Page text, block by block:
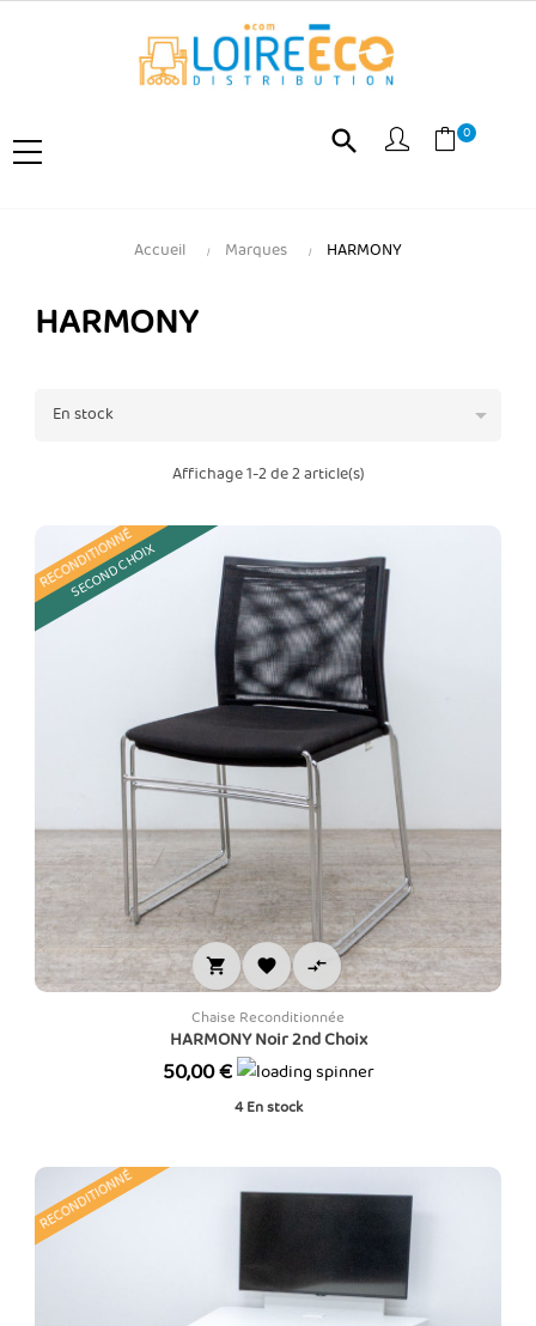
search 0
Accueil Marques HARMONY
HARMONY
En stock 
Affichage 1-2 de 2 article(s)
RECONDITIONNÉ
SECOND CHOIX
  
Chaise Reconditionnée
HARMONY Noir 2nd Choix
Prix
50,00 €
4En stock
RECONDITIONNÉ